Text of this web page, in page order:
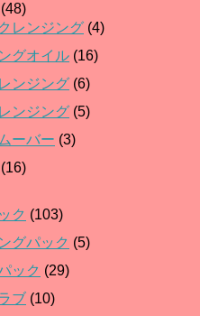
(48)
レンジング (4)
グオイル (16)
ンジング (6)
ンジング (5)
ーバー (3)
(16)
ク (103)
グパック (5)
ック (29)
ブ (10)